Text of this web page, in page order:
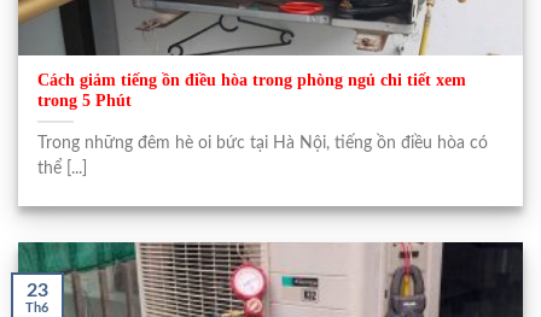
Cách giảm tiếng ồn điều hòa trong phòng ngủ chi tiết xem
trong 5 Phút
Trong những đêm hè oi bức tại Hà Nội, tiếng ồn điều hòa có
thể [...]
23
Th6